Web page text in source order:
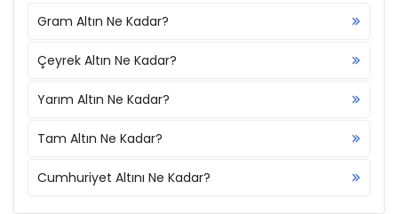
Gram Altın Ne Kadar?
Çeyrek Altın Ne Kadar?
Yarım Altın Ne Kadar?
Tam Altın Ne Kadar?
Cumhuriyet Altını Ne Kadar?